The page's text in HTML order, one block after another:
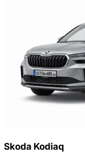
Skoda Kodiaq